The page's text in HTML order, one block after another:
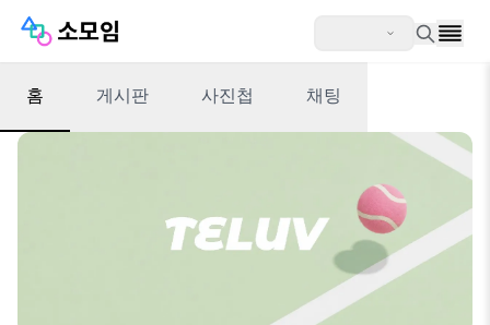
홈 게시판 사진첩 채팅